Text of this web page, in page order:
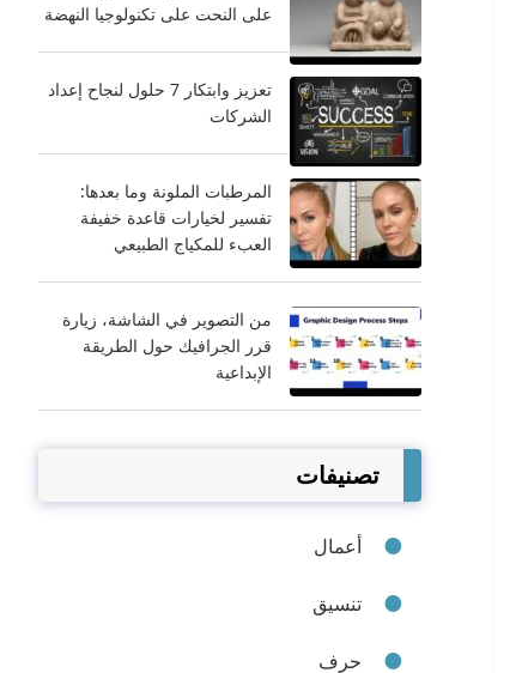
على النحت على تكنولوجيا النهضة
تعزيز وابتكار 7 حلول لنجاح إعداد
الشركات
المرطبات الملونة وما بعدها:
تفسير لخيارات قاعدة خفيفة
العبء للمكياج الطبيعي
من التصوير في الشاشة، زيارة
قرر الجرافيك حول الطريقة
الإبداعية
تصنيفات
أعمال
تنسيق
حرف